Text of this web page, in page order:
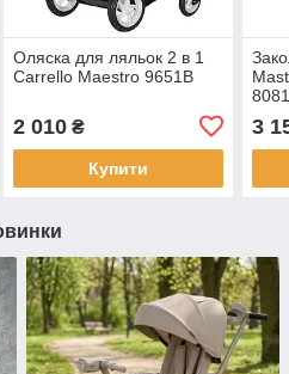
Оляска для ляльок 2 в 1
Carrello Maestro 9651B
2 010₴
Купити
3